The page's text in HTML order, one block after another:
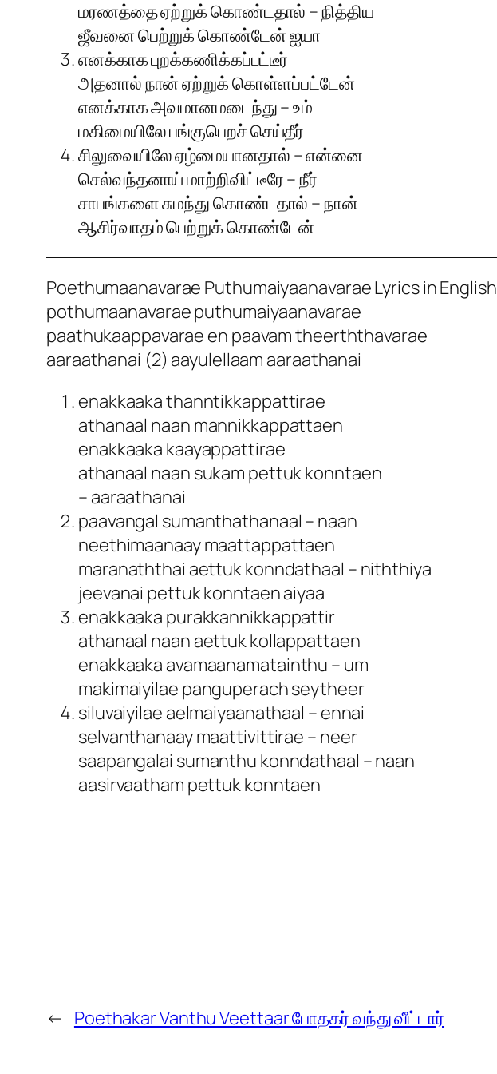
மரணத்தை ஏற்றுக் கொண்டதால் – நித்திய
ஜீவனை பெற்றுக் கொண்டேன் ஐயா
எனக்காக புறக்கணிக்கப்பட்டீர்
அதனால் நான் ஏற்றுக் கொள்ளப்பட்டேன்
எனக்காக அவமானமடைந்து – உம்
மகிமையிலே பங்குபெறச் செய்தீர்
சிலுவையிலே ஏழ்மையானதால் – என்னை
செல்வந்தனாய் மாற்றிவிட்டீரே – நீர்
சாபங்களை சுமந்து கொண்டதால் – நான்
ஆசிர்வாதம் பெற்றுக் கொண்டேன்
Poethumaanavarae Puthumaiyaanavarae Lyrics in English
pothumaanavarae puthumaiyaanavarae
paathukaappavarae en paavam theerththavarae
aaraathanai (2) aayulellaam aaraathanai
enakkaaka thanntikkappattirae
athanaal naan mannikkappattaen
enakkaaka kaayappattirae
athanaal naan sukam pettuk konntaen
– aaraathanai
paavangal sumanthathanaal – naan
neethimaanaay maattappattaen
maranaththai aettuk konndathaal – niththiya
jeevanai pettuk konntaen aiyaa
enakkaaka purakkannikkappattir
athanaal naan aettuk kollappattaen
enakkaaka avamaanamatainthu – um
makimaiyilae panguperach seytheer
siluvaiyilae aelmaiyaanathaal – ennai
selvanthanaay maattivittirae – neer
saapangalai sumanthu konndathaal – naan
aasirvaatham pettuk konntaen
← Poethakar Vanthu Veettaar போதகர் வந்து வீட்டார்